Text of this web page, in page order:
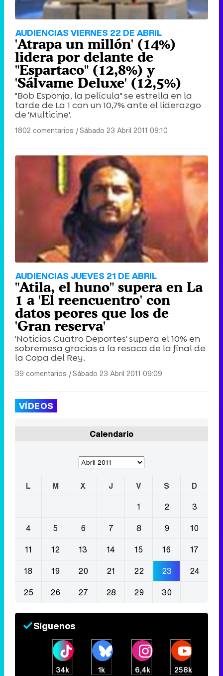
AUDIENCIAS VIERNES 22 DE ABRIL
'Atrapa un millón' (14%)
lidera por delante de
"Espartaco" (12,8%) y
'Sálvame Deluxe' (12,5%)
"Bob Esponja, la película" se estrella en la
tarde de La 1 con un 10,7% ante el liderazgo
de 'Multicine'.
1802 comentarios |Sábado 23 Abril 2011 09:10
AUDIENCIAS JUEVES 21 DE ABRIL
"Atila, el huno" supera en La
1 a 'El reencuentro' con
datos peores que los de
'Gran reserva'
'Noticias Cuatro Deportes' supera el 10% en
sobremesa gracias a la resaca de la final de
la Copa del Rey.
39 comentarios |Sábado 23 Abril 2011 09:09
VÍDEOS
Calendario
L M X J V S
D
1
2
3
4
5 6 7 8 9
10
11
12 13 14 15 16
17
18
19 20 21 22 23
24
25
26 27 28 29 30
Síguenos
34k 1k 6,4k 258k